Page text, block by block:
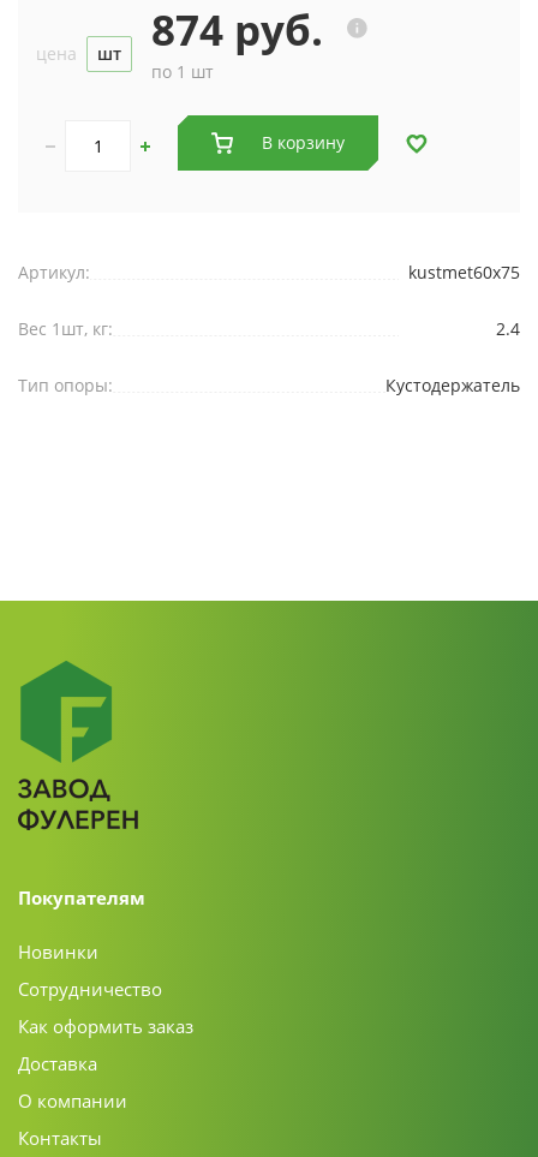
цена шт 874 руб.
по 1 шт
В корзину
Артикул: kustmet60x75
Вес 1шт, кг: 2.4
Тип опоры: Кустодержатель
Покупателям
Новинки
Сотрудничество
Как оформить заказ
Доставка
О компании
Контакты